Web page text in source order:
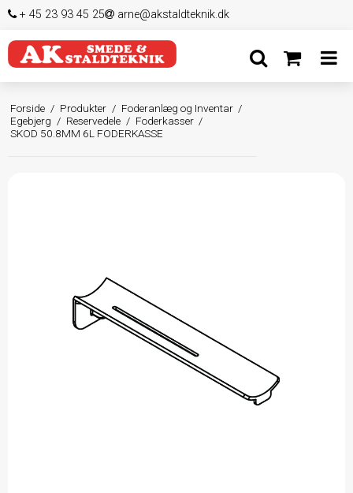
+ 45 23 93 45 25 arne@akstaldteknik.dk
Forside / Produkter / Foderanlæg og Inventar /
Egebjerg / Reservedele / Foderkasser /
SKOD 50.8MM 6L FODERKASSE